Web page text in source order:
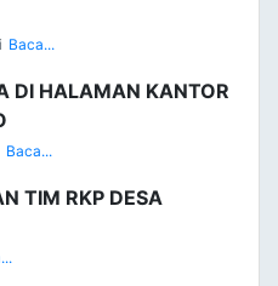
Baca...
DI HALAMAN KANTOR
Baca...
TIM RKP DESA